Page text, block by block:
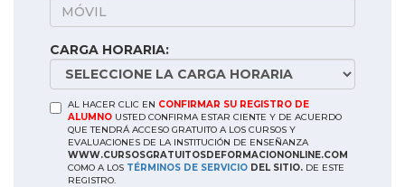
CARGA HORARIA:
AL HACER CLIC EN CONFIRMAR SU REGISTRO DE
ALUMNO USTED CONFIRMA ESTAR CIENTE Y DE ACUERDO
QUE TENDRÁ ACCESO GRATUITO A LOS CURSOS Y
EVALUACIONES DE LA INSTITUCIÓN DE ENSEÑANZA
WWW.CURSOSGRATUITOSDEFORMACIONONLINE.COM
COMO A LOS TÉRMINOS DE SERVICIO DEL SITIO. DE ESTE
REGISTRO.